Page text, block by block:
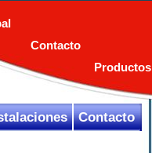
Contacto
Productos
Contacto